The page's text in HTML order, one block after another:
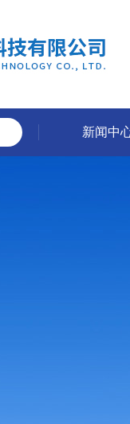
新闻中